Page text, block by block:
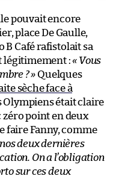
pouvait encore
place De Gaulle,
B Café rafistolait sa
légitimement :« Vous
? » Quelques
sèche face à
Olympiens était claire
zéro point en deux
faire Fanny, comme
nos deux dernières
On a l’obligation
sur ces deux